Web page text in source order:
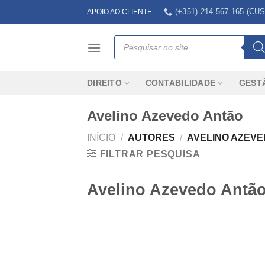
to
APOIO AO CLIENTE (+351) 214 567 165
Products
search
DIREITO CONTABILIDADE
Avelino Azevedo Antão
INÍCIO / AUTORES / AVELINO
FILTRAR PESQUISA
Avelino Azevedo